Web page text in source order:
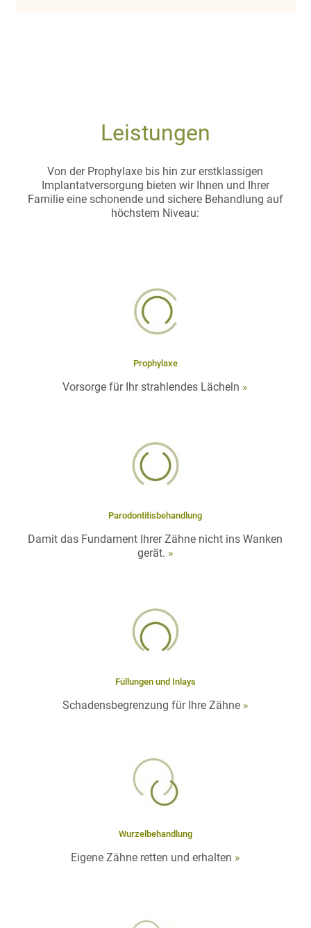
Leistungen
Von der Prophylaxe bis hin zur erstklassigen
Implantatversorgung bieten wir Ihnen und Ihrer
Familie eine schonende und sichere Behandlung auf
höchstem Niveau:
Prophylaxe
Vorsorge für Ihr strahlendes Lächeln »
Parodontitisbehandlung
Damit das Fundament Ihrer Zähne nicht ins Wanken
gerät. »
Füllungen und Inlays
Schadensbegrenzung für Ihre Zähne »
Wurzelbehandlung
Eigene Zähne retten und erhalten »